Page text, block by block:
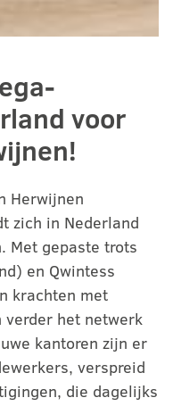
voor
Herwijnen
zich in Nederland
Met gepaste trots
en Qwintess
krachten met
verder het netwerk
kantoren zijn er
verspreid
die dagelijks